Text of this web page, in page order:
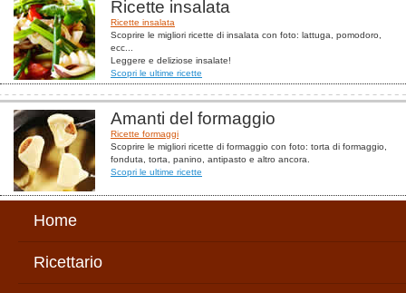
Ricette insalata
Ricette insalata
Scoprire le migliori ricette di insalata con foto: lattuga, pomodoro,
ecc...
Leggere e deliziose insalate!
Scopri le ultime ricette
Amanti del formaggio
Ricette formaggi
Scoprire le migliori ricette di formaggio con foto: torta di formaggio,
fonduta, torta, panino, antipasto e altro ancora.
Scopri le ultime ricette
Home
Ricettario